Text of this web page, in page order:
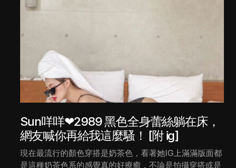
Sun咩咩❤2989 黑色全身蕾絲躺在床，
網友喊你再給我這麼騷！ [附 ig]
現在最流行的顏色穿搭是奶茶色，看著她IG上滿滿版面都
是這種奶茶色系的感覺真的好療癒，不論是拍攝穿搭或是